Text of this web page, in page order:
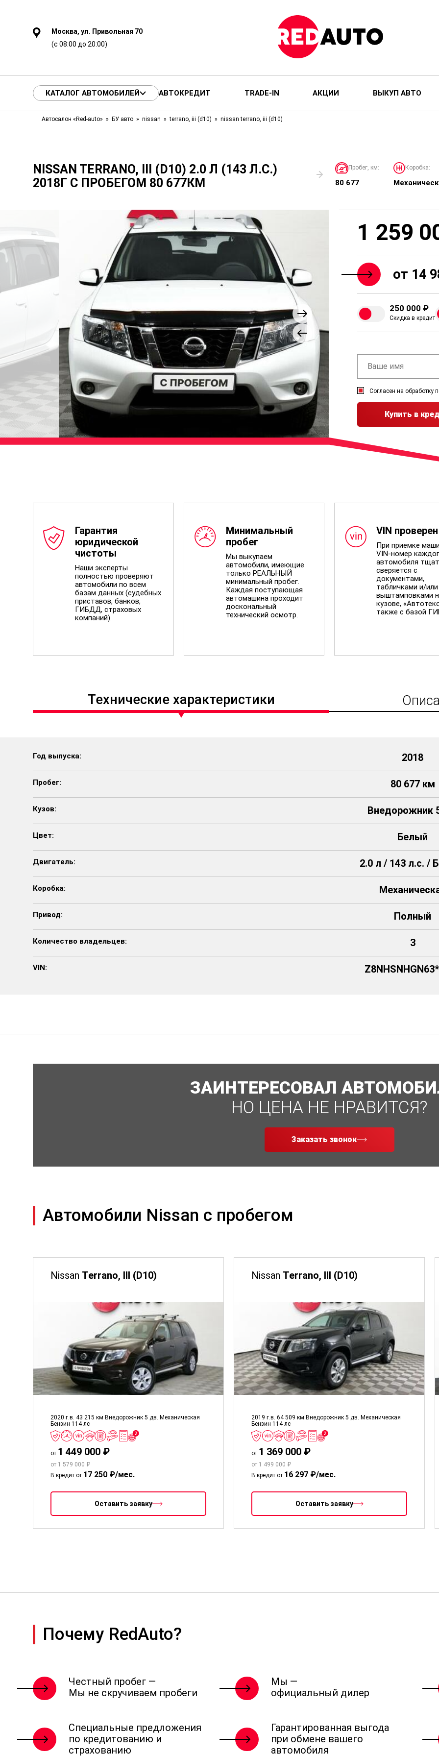
Москва, ул. Привольная 70
(с 08:00 до 20:00)
КАТАЛОГ АВТОМОБИЛЕЙ АВТОКРЕДИТ TRADE-IN АКЦИИ ВЫКУП АВТО
Автосалон «Red-auto» БУ авто nissan terrano, iii (d10) nissan terrano, iii (d10)
NISSAN TERRANO, III (D10) 2.0 Л (143 Л.С.)
2018Г С ПРОБЕГОМ 80 677КМ
Пробег, км:
80 677
Коробка:
1 259
от 14
250 000 ₽
Скидка в кредит
Согласен на обработку
Купить в
Гарантия
юридической
чистоты
Наши эксперты
полностью проверяют
автомобили по всем
базам данных (судебных
приставов, банков,
ГИБДД, страховых
компаний).
Минимальный
пробег
Мы выкупаем
автомобили, имеющие
только РЕАЛЬНЫЙ
минимальный пробег.
Каждая поступающая
автомашина проходит
доскональный
технический осмотр.
VIN проверен
При приемке
VIN-номер
автомобиля
сверяется с
документами,
табличками и/или
выштамповками
кузове,
также с базой
Технические характеристики
Год выпуска:
Пробег:
Кузов:
Цвет:
Двигатель:
Коробка:
Привод:
Количество владельцев:
VIN:
2018
80 677 км
Внедорожник
Белый
2.0 л / 143 л.с. /
Полный
3
ЗАИНТЕРЕСОВАЛ
НО ЦЕНА НЕ НРАВИТСЯ?
Заказать звонок
Автомобили Nissan с пробегом
Nissan Terrano, III (D10)
2020 г.в. 43 215 км Внедорожник 5 дв. Механическая
Бензин 114 лс
от 1 449 000 ₽
от 1 579 000 ₽
В кредит от 17 250 ₽/мес.
Оставить заявку
Nissan Terrano, III (D10)
2019 г.в. 64 509 км Внедорожник 5 дв. Механическая
Бензин 114 лс
от 1 369 000 ₽
от 1 499 000 ₽
В кредит от 16 297 ₽/мес.
Оставить заявку
Почему RedAuto?
Честный пробег —
Мы не скручиваем пробеги
Мы —
официальный дилер
Специальные предложения
по кредитованию и
страхованию
Гарантированная выгода
при обмене вашего
автомобиля